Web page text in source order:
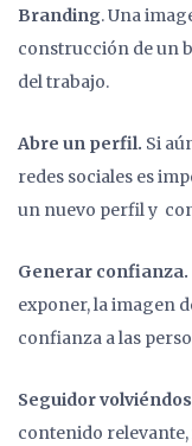
Branding. Una
construcción de un
del trabajo.
Abre un perfil. Si
redes sociales es
un nuevo perfil y
Generar confianza.
exponer, la imagen
confianza a las
Seguidor
contenido